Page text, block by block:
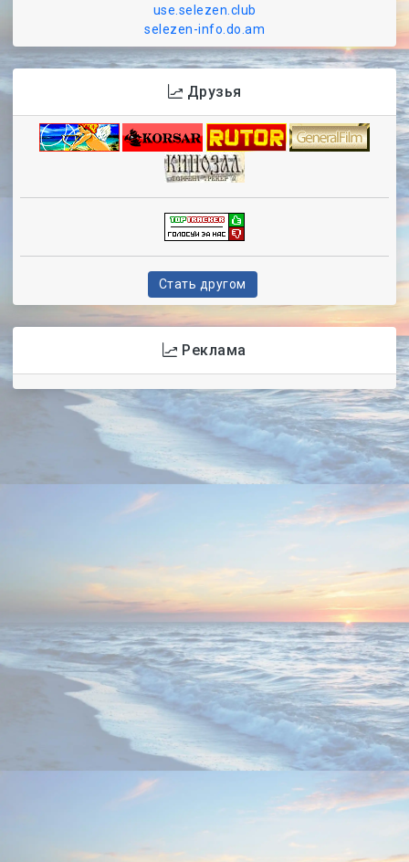
use.selezen.club
selezen-info.do.am
Друзья
Стать другом
Реклама